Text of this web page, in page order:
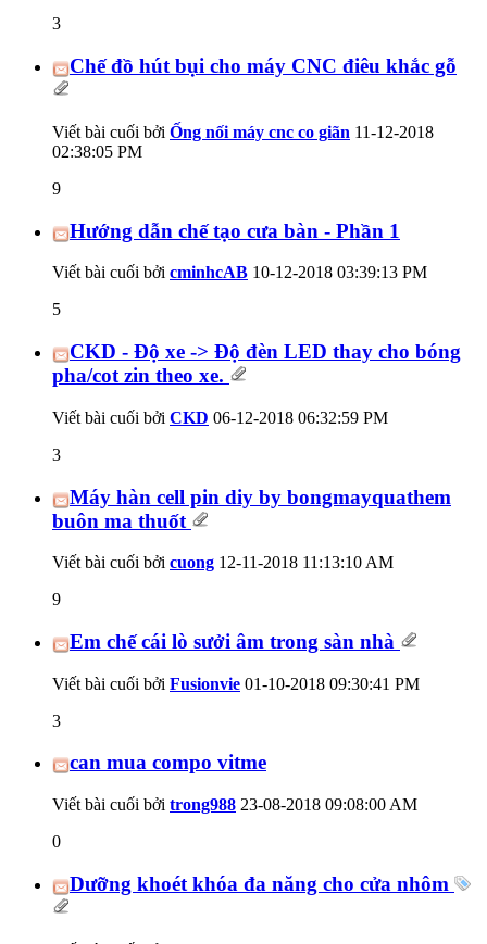
3
Chế đồ hút bụi cho máy CNC điêu khắc gỗ
Viết bài cuối bởi Ống nối máy cnc co giãn 11-12-2018
02:38:05 PM
9
Hướng dẫn chế tạo cưa bàn - Phần 1
Viết bài cuối bởi cminhcAB 10-12-2018 03:39:13 PM
5
CKD - Độ xe -> Độ đèn LED thay cho bóng
pha/cot zin theo xe.
Viết bài cuối bởi CKD 06-12-2018 06:32:59 PM
3
Máy hàn cell pin diy by bongmayquathem
buôn ma thuốt
Viết bài cuối bởi cuong 12-11-2018 11:13:10 AM
9
Em chế cái lò sưởi âm trong sàn nhà
Viết bài cuối bởi Fusionvie 01-10-2018 09:30:41 PM
3
can mua compo vitme
Viết bài cuối bởi trong988 23-08-2018 09:08:00 AM
0
Dưỡng khoét khóa đa năng cho cửa nhôm